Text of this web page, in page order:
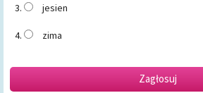
jesien
zima
Zagłosuj